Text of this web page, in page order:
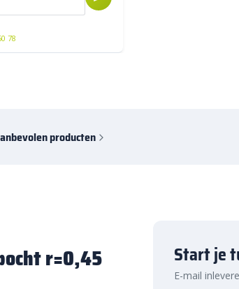
78
producten
r=0,45 Start je
E-mail